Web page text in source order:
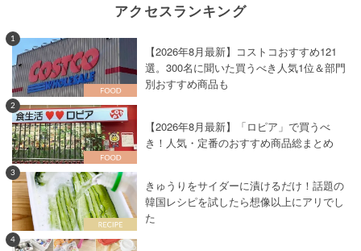
アクセスランキング
1
【2026年8月最新】コストコおすすめ121
選。300名に聞いた買うべき人気1位＆部門
別おすすめ商品も
2
【2026年8月最新】「ロピア」で買うべ
き！人気・定番のおすすめ商品総まとめ
3
きゅうりをサイダーに漬けるだけ！話題の
韓国レシピを試したら想像以上にアリでし
た
4